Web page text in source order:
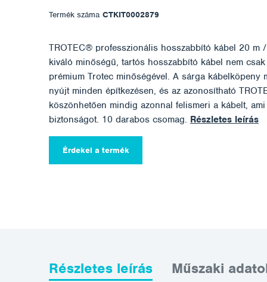
Termék száma CTKIT0002879
TROTEC® professzionális hosszabbító kábel 20 m
kiváló minőségű, tartós hosszabbító kábel nem
prémium Trotec minőségével. A sárga kábelköpeny
nyújt minden építkezésen, és az azonosítható
köszönhetően mindig azonnal felismeri a kábelt,
biztonságot. 10 darabos csomag. Részletes leírás
Érdekel a termék
Részletes leírás Műszaki